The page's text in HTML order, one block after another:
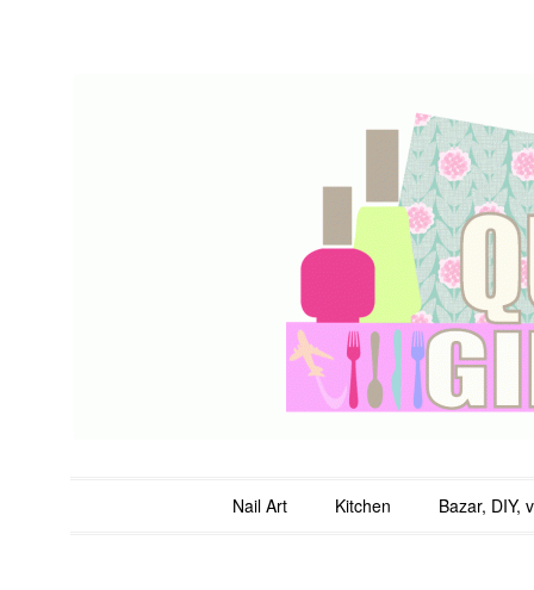
QuicheGirl
Nail Art Kitchen Bazar, DIY,